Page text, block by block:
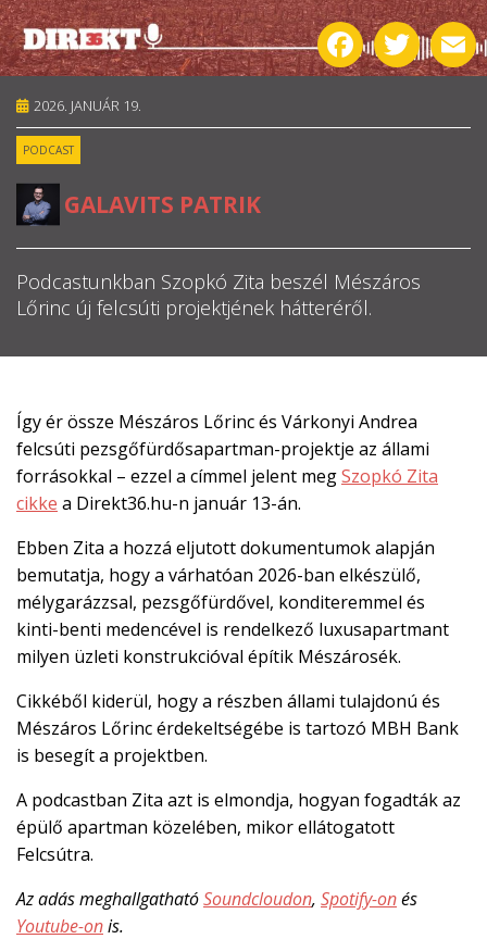
RÓLUNK
ALAPELVEK
CSAPAT
MŰKÖDÉS
1%



EN

CSATLAKOZZ
A
TÁMOGATÓI
KÖRHÖZ!
2026. JANUÁR 19.
PODCAST
GALAVITS PATRIK
Podcastunkban Szopkó Zita beszél Mészáros
Lőrinc új felcsúti projektjének hátteréről.
FacebookTwitter
Így ér össze Mészáros Lőrinc és Várkonyi Andrea
felcsúti pezsgőfürdősapartman-projektje az állami
forrásokkal – ezzel a címmel jelent megSzopkó Zita
cikke a Direkt36.hu-n január 13-án.
Ebben Zita a hozzá eljutott dokumentumok alapján
bemutatja, hogy a várhatóan 2026-ban elkészülő,
mélygarázzsal, pezsgőfürdővel, konditeremmel és
kinti-benti medencével is rendelkező luxusapartmant
milyen üzleti konstrukcióval építik Mészárosék.
Cikkéből kiderül, hogy a részben állami tulajdonú és
Mészáros Lőrinc érdekeltségébe is tartozó MBH Bank
is besegít a projektben.
A podcastban Zita azt is elmondja, hogyan fogadták az
épülő apartman közelében, mikor ellátogatott
Felcsútra.
Az adás meghallgathatóSoundcloudon, Spotify-onés
Youtube-onis.